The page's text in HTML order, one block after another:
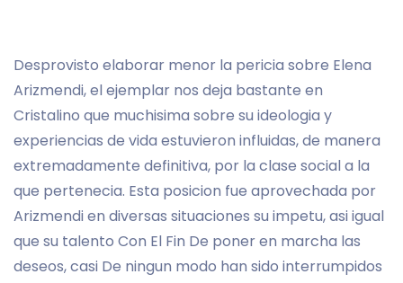
Desprovisto elaborar menor la pericia sobre Elena
Arizmendi, el ejemplar nos deja bastante en
Cristalino que muchisima sobre su ideologia y
experiencias de vida estuvieron influidas, de manera
extremadamente definitiva, por la clase social a la
que pertenecia. Esta posicion fue aprovechada por
Arizmendi en diversas situaciones su impetu, asi igual
que su talento Con El Fin De poner en marcha las
deseos, casi De ningun modo han sido interrumpidos